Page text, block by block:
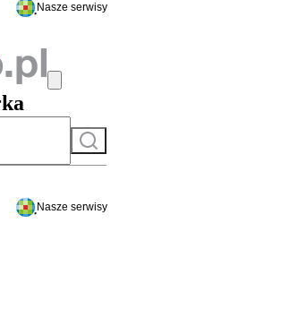
Nasze serwisy
Szukaj
Nasze serwisy